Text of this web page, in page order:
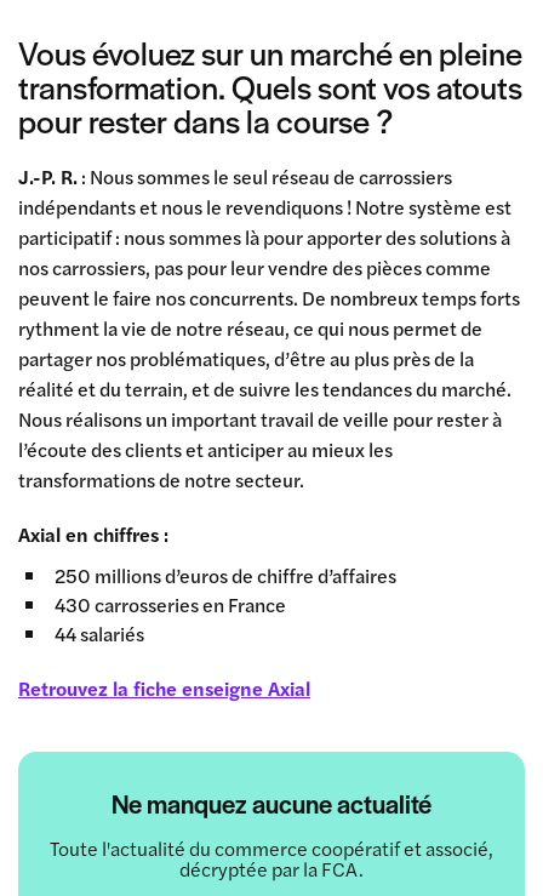
Ne manquez aucune actualité
Toute l'actualité du commerce coopératif et associé,
décryptée par la FCA.
Vous évoluez sur un marché en pleine
transformation. Quels sont vos atouts
pour rester dans la course ?
J.-P. R.: Nous sommes le seul réseau de carrossiers
indépendants et nous le revendiquons ! Notre système est
participatif : nous sommes là pour apporter des solutions à
nos carrossiers, pas pour leur vendre des pièces comme
peuvent le faire nos concurrents. De nombreux temps forts
rythment la vie de notre réseau, ce qui nous permet de
partager nos problématiques, d’être au plus près de la
réalité et du terrain, et de suivre les tendances du marché.
Nous réalisons un important travail de veille pour rester à
l’écoute des clients et anticiper au mieux les
transformations de notre secteur.
Axial en chiffres :
250 millions d’euros de chiffre d’affaires
430 carrosseries en France
44 salariés
Retrouvez la fiche enseigne Axial